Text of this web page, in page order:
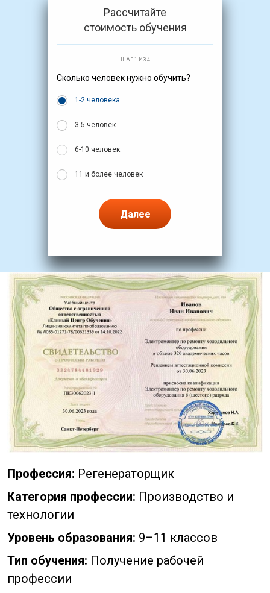
Рассчитайте
стоимость обучения
ШАГ 1 ИЗ 4
Сколько человек нужно обучить?
1-2 человека
3-5 человек
6-10 человек
11 и более человек
Далее
Профессия: Регенераторщик
Категория профессии: Производство и
технологии
Уровень образования: 9–11 классов
Тип обучения: Получение рабочей
профессии